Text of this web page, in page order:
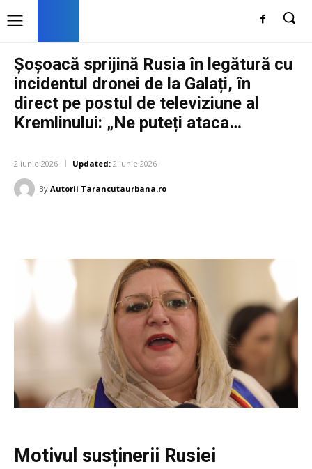
Șoșoacă sprijină Rusia în legătură cu
incidentul dronei de la Galați, în
direct pe postul de televiziune al
Kremlinului: „Ne puteți ataca…
2 iunie 2026 Updated: 2 iunie 2026
By Autorii Tarancutaurbana.ro
Motivul susținerii Rusiei